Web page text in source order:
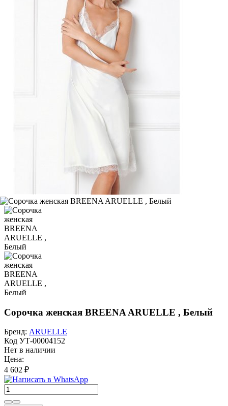
Сорочка женская BREENA ARUELLE , Белый
Бренд: ARUELLE
Код УТ-00004152
Нет в наличии
Цена:
4 602 ₽